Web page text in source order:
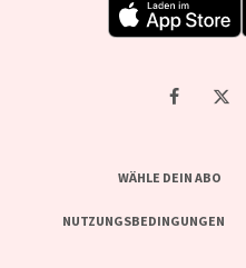
WÄHLE DEIN ABO
NUTZUNGSBEDINGUNGEN